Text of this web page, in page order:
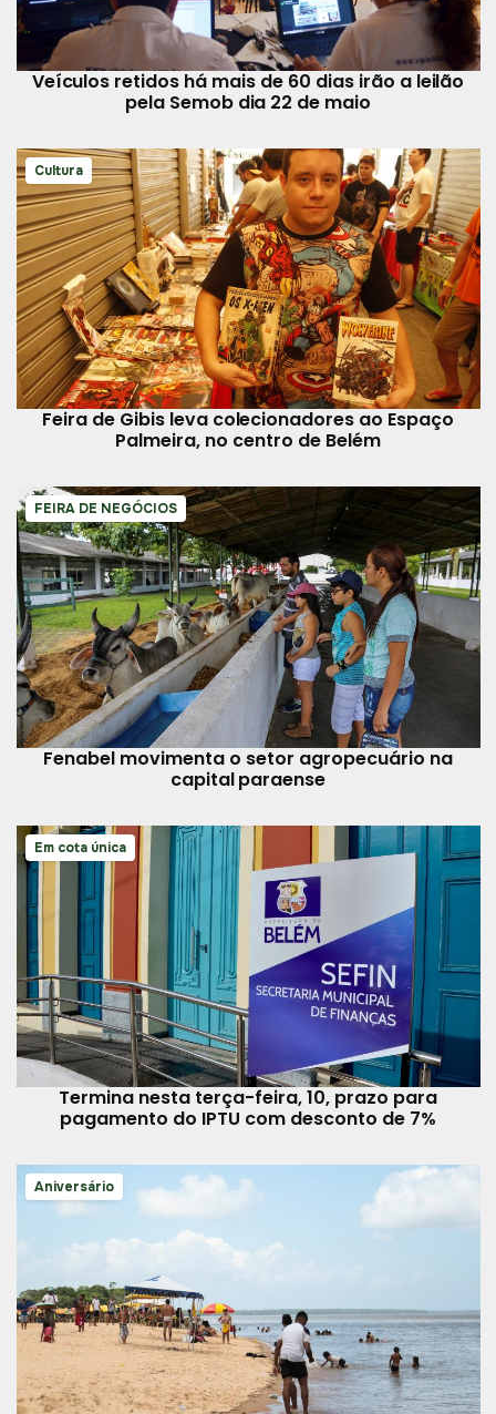
Veículos retidos há mais de 60 dias irão a leilão
pela Semob dia 22 de maio
Cultura
Feira de Gibis leva colecionadores ao Espaço
Palmeira, no centro de Belém
FEIRA DE NEGÓCIOS
Fenabel movimenta o setor agropecuário na
capital paraense
Em cota única
Termina nesta terça-feira, 10, prazo para
pagamento do IPTU com desconto de 7%
Aniversário